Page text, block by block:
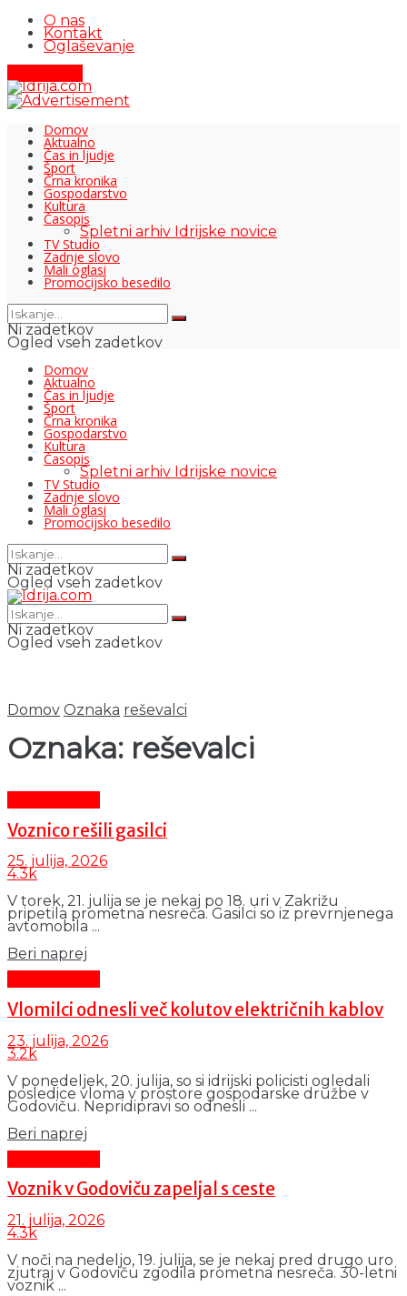
O nas
Kontakt
Oglaševanje
Domov
Aktualno
Čas in ljudje
Šport
Črna kronika
Gospodarstvo
Kultura
Časopis
Spletni arhiv Idrijske novice
TV Studio
Zadnje slovo
Mali oglasi
Promocijsko besedilo
Ni zadetkov
Ogled vseh zadetkov
Domov
Aktualno
Čas in ljudje
Šport
Črna kronika
Gospodarstvo
Kultura
Časopis
Spletni arhiv Idrijske novice
TV Studio
Zadnje slovo
Mali oglasi
Promocijsko besedilo
Ni zadetkov
Ogled vseh zadetkov
Ni zadetkov
Ogled vseh zadetkov
Domov Oznaka reševalci
Oznaka: reševalci
Voznico rešili gasilci
25. julija, 2026
4.3k
V torek, 21. julija se je nekaj po 18. uri v Zakrižu
pripetila prometna nesreča. Gasilci so iz prevrnjenega
avtomobila ...
Beri naprej
Vlomilci odnesli več kolutov električnih kablov
23. julija, 2026
3.2k
V ponedeljek, 20. julija, so si idrijski policisti ogledali
posledice vloma v prostore gospodarske družbe v
Godoviču. Nepridipravi so odnesli ...
Beri naprej
Voznik v Godoviču zapeljal s ceste
21. julija, 2026
4.3k
V noči na nedeljo, 19. julija, se je nekaj pred drugo uro
zjutraj v Godoviču zgodila prometna nesreča. 30-letni
voznik ...